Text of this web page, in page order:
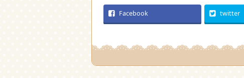
Facebook twitter